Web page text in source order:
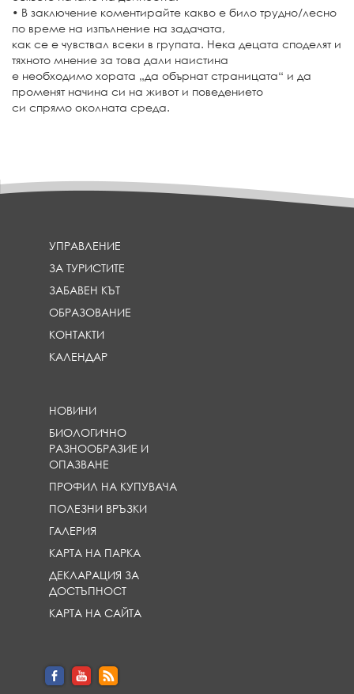
• В заключение коментирайте какво е било трудно/лесно
по време на изпълнение на задачата,
как се е чувствал всеки в групата. Нека децата споделят и
тяхното мнение за това дали наистина
е необходимо хората „да обърнат страницата“ и да
променят начина си на живот и поведението
си спрямо околната среда.
УПРАВЛЕНИЕ
ЗА ТУРИСТИТЕ
ЗАБАВЕН КЪТ
ОБРАЗОВАНИЕ
КОНТАКТИ
КАЛЕНДАР
НОВИНИ
БИОЛОГИЧНО
РАЗНООБРАЗИЕ И
ОПАЗВАНЕ
ПРОФИЛ НА КУПУВАЧА
ПОЛЕЗНИ ВРЪЗКИ
ГАЛЕРИЯ
КАРТА НА ПАРКА
ДЕКЛАРАЦИЯ ЗА
ДОСТЪПНОСТ
КАРТА НА САЙТА